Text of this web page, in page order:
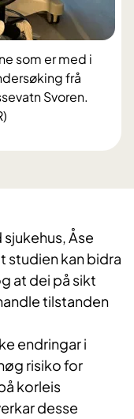
som er med i
frå
Svoren.
Åse
studien kan bidra
at dei på sikt
tilstanden
endringar i
risiko for
korleis
desse